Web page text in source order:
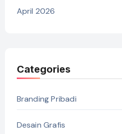
April 2026
Categories
Branding Pribadi
Desain Grafis